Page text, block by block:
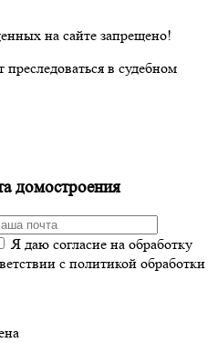
на сайте запрещено!
в судебном
домостроения
Я даю согласие на обработку
с политикой обработки